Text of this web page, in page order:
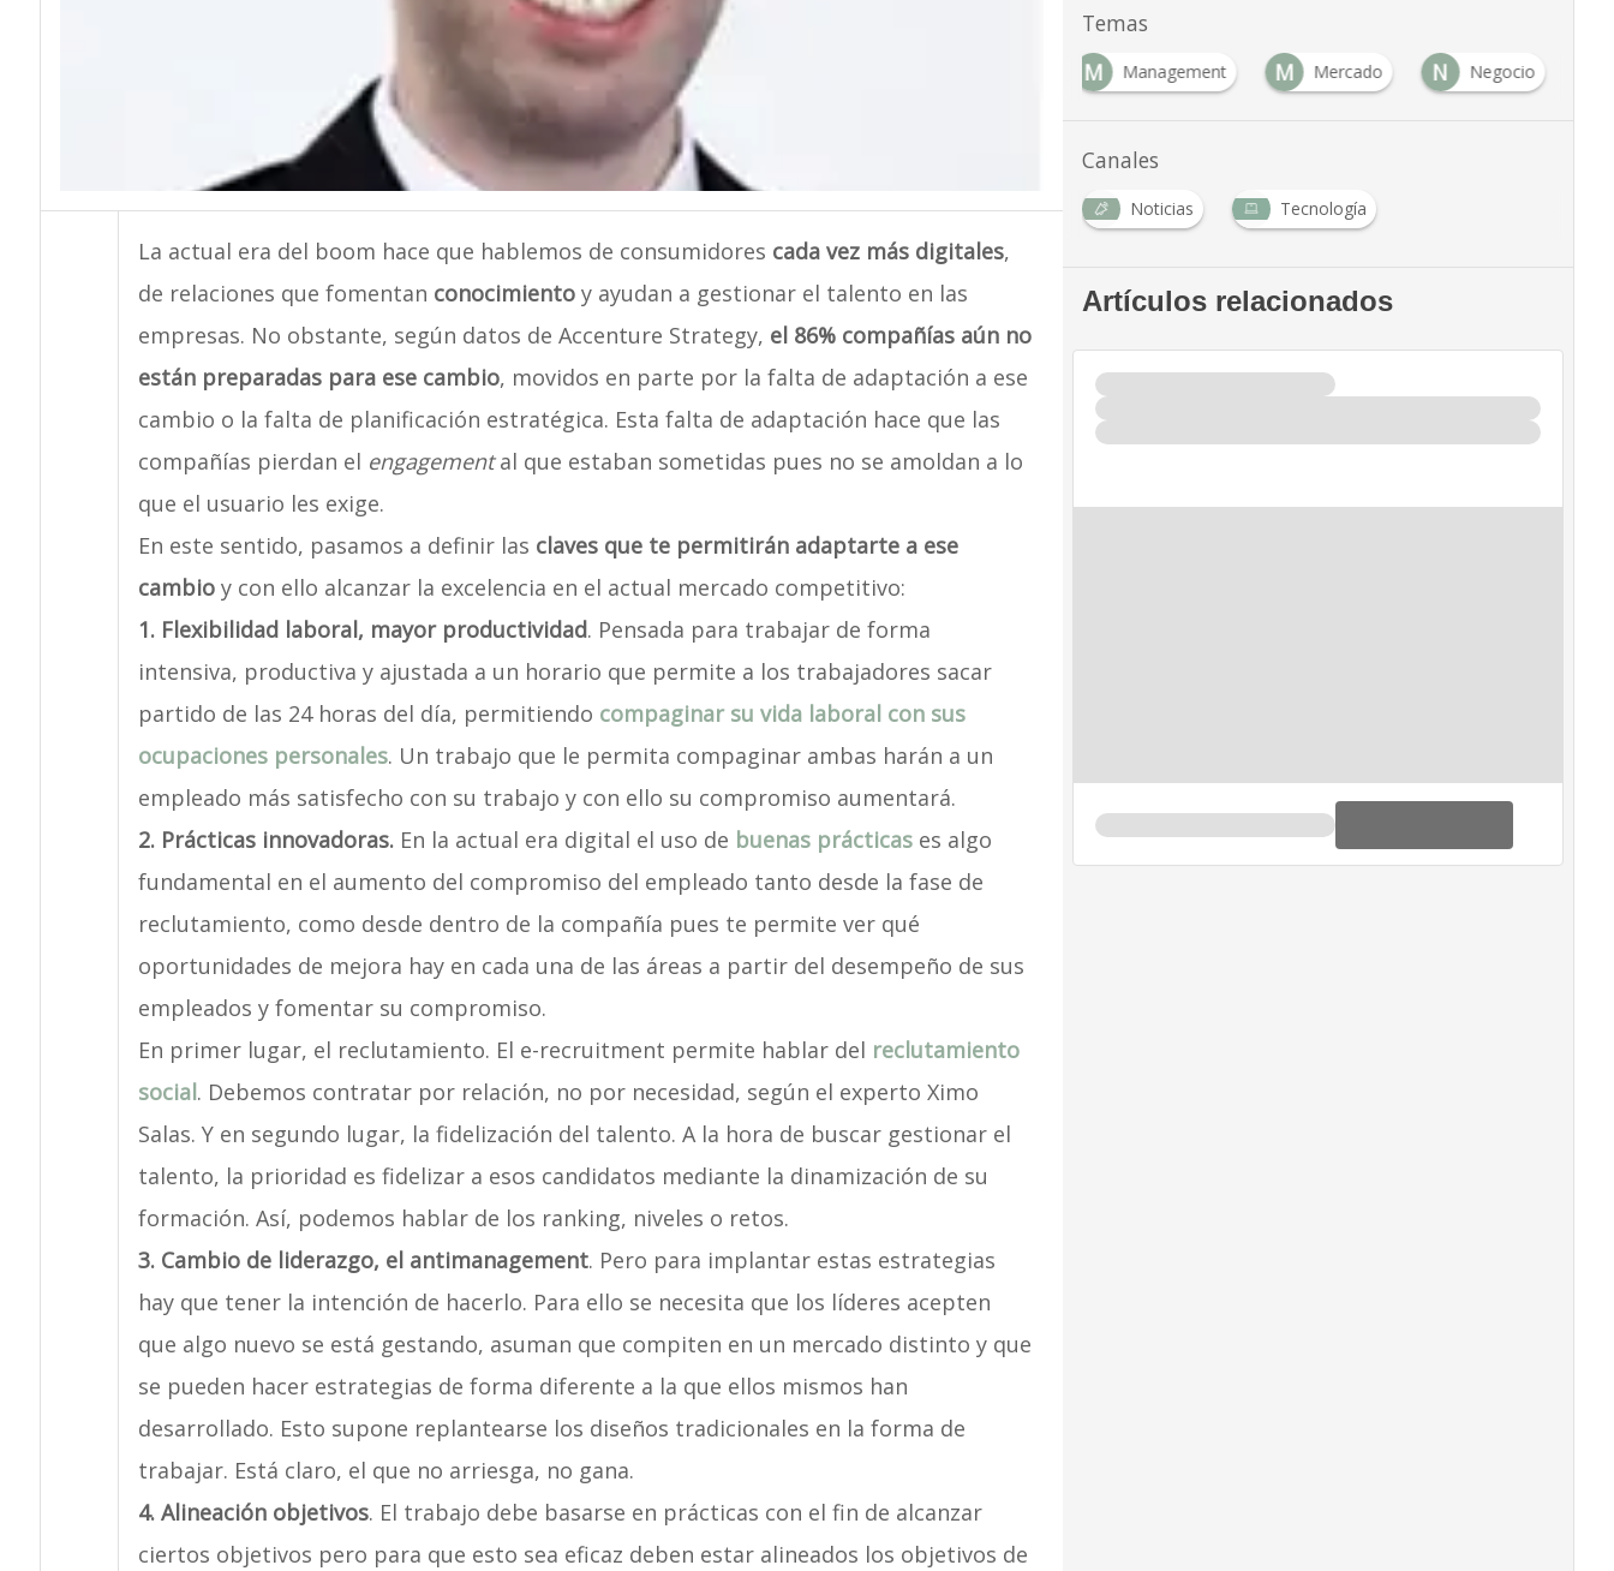
La actual era del boom hace que hablemos de consumidores cada vez más digitales,
de relaciones que fomentan conocimiento y ayudan a gestionar el talento en las
empresas. No obstante, según datos de Accenture Strategy, el 86% compañías aún no
están preparadas para ese cambio, movidos en parte por la falta de adaptación a ese
cambio o la falta de planificación estratégica. Esta falta de adaptación hace que las
compañías pierdan el engagemental que estaban sometidas pues no se amoldan a lo
que el usuario les exige.
En este sentido, pasamos a definir las claves que te permitirán adaptarte a ese
cambioy con ello alcanzar la excelencia en el actual mercado competitivo:
1. Flexibilidad laboral, mayor productividad. Pensada para trabajar de forma
intensiva, productiva y ajustada a un horario que permite a los trabajadores sacar
partido de las 24 horas del día, permitiendo compaginar su vida laboral con sus
ocupaciones personales. Un trabajo que le permita compaginar ambas harán a un
empleado más satisfecho con su trabajo y con ello su compromiso aumentará.
2. Prácticas innovadoras.En la actual era digital el uso de buenas prácticases algo
fundamental en el aumento del compromiso del empleado tanto desde la fase de
reclutamiento, como desde dentro de la compañía pues te permite ver qué
oportunidades de mejora hay en cada una de las áreas a partir del desempeño de sus
empleados y fomentar su compromiso.
En primer lugar, el reclutamiento. El e-recruitment permite hablar del reclutamiento
social. Debemos contratar por relación, no por necesidad, según el experto Ximo
Salas. Y en segundo lugar, la fidelización del talento. A la hora de buscar gestionar el
talento, la prioridad es fidelizar a esos candidatos mediante la dinamización de su
formación. Así, podemos hablar de los ranking, niveles o retos.
3. Cambio de liderazgo, el antimanagement. Pero para implantar estas estrategias
hay que tener la intención de hacerlo. Para ello se necesita que los líderes acepten
que algo nuevo se está gestando, asuman que compiten en un mercado distinto y que
se pueden hacer estrategias de forma diferente a la que ellos mismos han
desarrollado. Esto supone replantearse los diseños tradicionales en la forma de
trabajar. Está claro, el que no arriesga, no gana.
4. Alineación objetivos. El trabajo debe basarse en prácticas con el fin de alcanzar
ciertos objetivos pero para que esto sea eficaz deben estar alineados los objetivos de
Temas
M
Management M Mercado N Negocio
Canales
Noticias Tecnología
Artículos relacionados